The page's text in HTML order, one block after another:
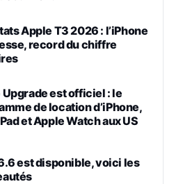
Apple T3 2026 : l’iPhone
record du chiffre
est officiel : le
de location d’iPhone,
et Apple Watch aux US
est disponible, voici les